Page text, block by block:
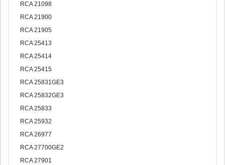
RCA 21098
RCA 21900
RCA 21905
RCA 25413
RCA 25414
RCA 25415
RCA 25831GE3
RCA 25832GE3
RCA 25833
RCA 25932
RCA 26977
RCA 27700GE2
RCA 27901